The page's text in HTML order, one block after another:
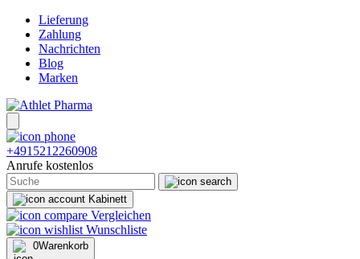
Lieferung
Zahlung
Nachrichten
Blog
Marken
+4915212260908
Anrufe kostenlos
Kabinett
Vergleichen
Wunschliste
0Warenkorb